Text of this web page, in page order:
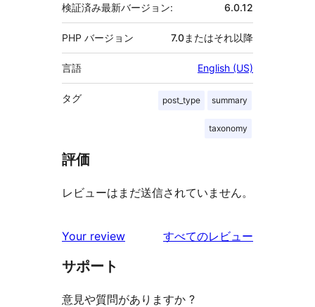
検証済み最新バージョン: 6.0.12
PHP バージョン 7.0またはそれ以降
言語 English (US)
タグ post_type summary
taxonomy
評価
レビューはまだ送信されていません。
Your review すべてのレビュー
サポート
意見や質問がありますか ?